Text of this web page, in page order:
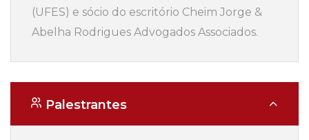
(UFES) e sócio do escritório Cheim Jorge &
Abelha Rodrigues Advogados Associados.
Palestrantes